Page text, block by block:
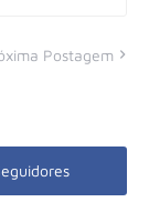
Postagem